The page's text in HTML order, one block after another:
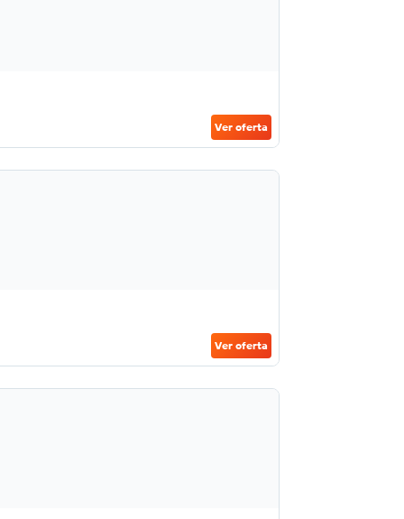
Ver oferta
Ver oferta